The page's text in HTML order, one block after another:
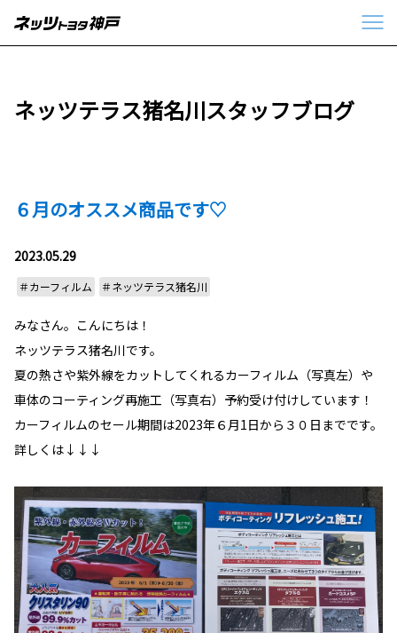
ネッツテラス猪名川スタッフブログ
６月のオススメ商品です♡
2023.05.29
＃カーフィルム ＃ネッツテラス猪名川
みなさん。こんにちは！
ネッツテラス猪名川です。
夏の熱さや紫外線をカットしてくれるカーフィルム（写真左）や
車体のコーティング再施工（写真右）予約受け付けしています！
カーフィルムのセール期間は2023年６月1日から３０日までです。
詳しくは↓↓↓